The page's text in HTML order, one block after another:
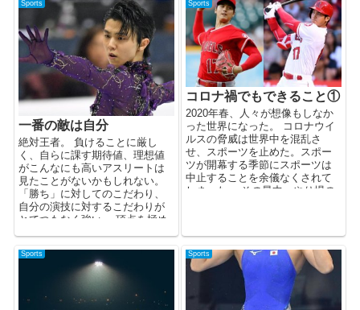
Sports
一番の敵は自分
絶対王者。 負けることに厳し
く、自らに課す期待値、理想値
がこんなにも高いアスリートは
見たことがないかもしれない。
「勝ち」に対してのこだわり、
自分の演技に対するこだわりが
とてつもなく強い。 頂点を極め
Sports
コロナ禍でもできること①
2020年春、人々が想像もしなか
った世界になった。 コロナウイ
ルスの脅威は世界中を混乱さ
せ、スポーツを止めた。スポー
ツが開幕する季節にスポーツは
中止することを余儀なくされて
しまった。 その最中、やり場の
Sports Sports